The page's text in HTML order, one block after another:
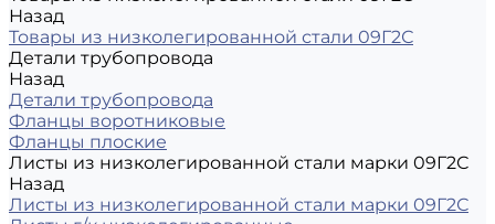
Назад
Товары из низколегированной стали 09Г2С
Детали трубопровода
Назад
Детали трубопровода
Фланцы воротниковые
Фланцы плоские
Листы из низколегированной стали марки 09Г2С
Назад
Листы из низколегированной стали марки 09Г2С